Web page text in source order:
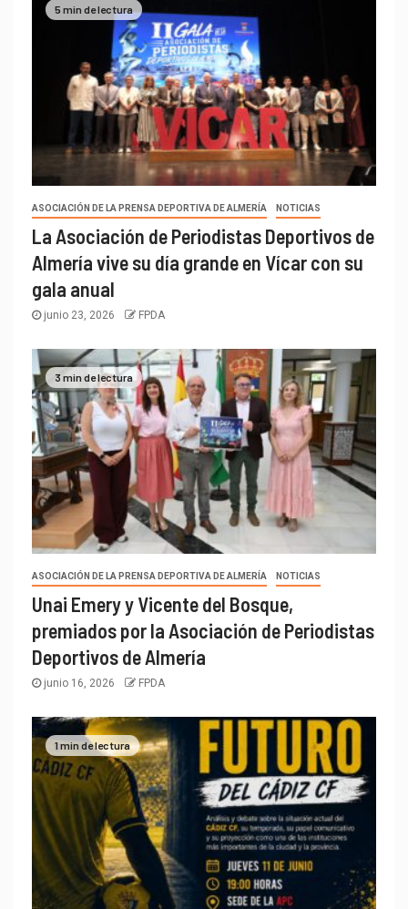
5 min de lectura
ASOCIACIÓN DE LA PRENSA DEPORTIVA DE ALMERÍA NOTICIAS
La Asociación de Periodistas Deportivos de
Almería vive su día grande en Vícar con su
gala anual
junio 23, 2026 FPDA
3 min de lectura
ASOCIACIÓN DE LA PRENSA DEPORTIVA DE ALMERÍA NOTICIAS
Unai Emery y Vicente del Bosque,
premiados por la Asociación de Periodistas
Deportivos de Almería
junio 16, 2026 FPDA
1 min de lectura